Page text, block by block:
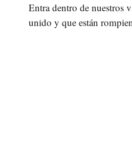
Entra dentro de nuestros
unido y que están